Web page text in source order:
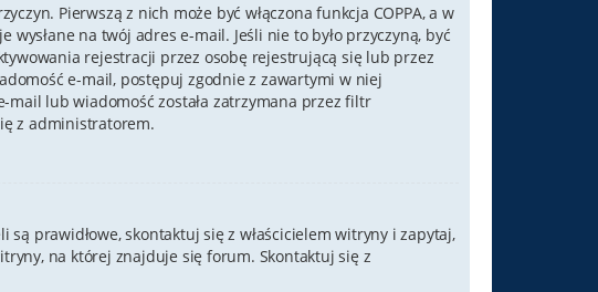
Pierwszą z nich może być włączona funkcja COPPA, a w
na twój adres e-mail. Jeśli nie to było przyczyną, być
rejestracji przez osobę rejestrującą się lub przez
e-mail, postępuj zgodnie z zawartymi w niej
mail lub wiadomość została zatrzymana przez filtr
z administratorem.
są prawidłowe, skontaktuj się z właścicielem witryny i zapytaj,
na której znajduje się forum. Skontaktuj się z